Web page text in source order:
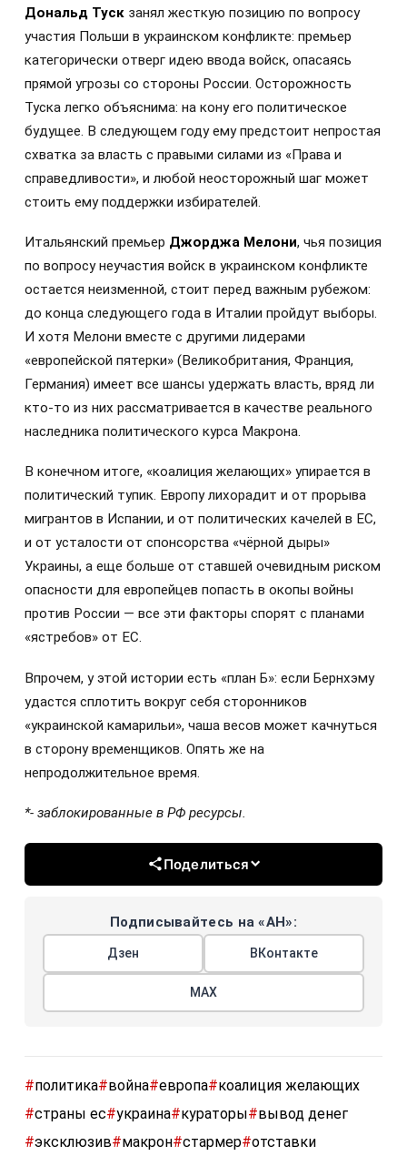
Дональд Туск занял жесткую позицию по вопросу
участия Польши в украинском конфликте: премьер
категорически отверг идею ввода войск, опасаясь
прямой угрозы со стороны России. Осторожность
Туска легко объяснима: на кону его политическое
будущее. В следующем году ему предстоит непростая
схватка за власть с правыми силами из «Права и
справедливости», и любой неосторожный шаг может
стоить ему поддержки избирателей.
Итальянский премьер Джорджа Мелони, чья позиция
по вопросу неучастия войск в украинском конфликте
остается неизменной, стоит перед важным рубежом:
до конца следующего года в Италии пройдут выборы.
И хотя Мелони вместе с другими лидерами
«европейской пятерки» (Великобритания, Франция,
Германия) имеет все шансы удержать власть, вряд ли
кто-то из них рассматривается в качестве реального
наследника политического курса Макрона.
В конечном итоге, «коалиция желающих» упирается в
политический тупик. Европу лихорадит и от прорыва
мигрантов в Испании, и от политических качелей в ЕС,
и от усталости от спонсорства «чёрной дыры»
Украины, а еще больше от ставшей очевидным риском
опасности для европейцев попасть в окопы войны
против России — все эти факторы спорят с планами
«ястребов» от ЕС.
Впрочем, у этой истории есть «план Б»: если Бернхэму
удастся сплотить вокруг себя сторонников
«украинской камарильи», чаша весов может качнуться
в сторону временщиков. Опять же на
непродолжительное время.
*- заблокированные в РФ ресурсы.
Поделиться
Подписывайтесь на «АН»:
Дзен ВКонтакте
МАХ
#политика#война#европа#коалиция желающих
#страны ес#украина#кураторы#вывод денег
#эксклюзив#макрон#стармер#отставки